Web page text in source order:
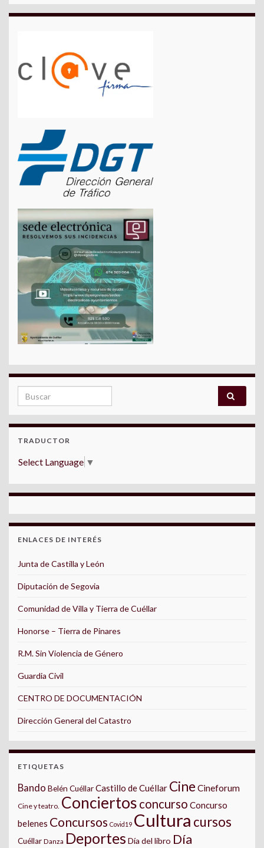
Search for:
TRADUCTOR
Select Language ▼
ENLACES DE INTERÉS
Junta de Castilla y León
Diputación de Segovia
Comunidad de Villa y Tierra de Cuéllar
Honorse – Tierra de Pinares
R.M. Sin Violencia de Género
Guardia Civil
CENTRO DE DOCUMENTACIÓN
Dirección General del Catastro
ETIQUETAS
Bando Belén CuéllarCastillo de Cuéllar Cine Cineforum
Cine y teatro. Conciertos concurso Concurso
belenes Concursos Covid19 Cultura cursos
Cuéllar Danza Deportes Día del libro Día